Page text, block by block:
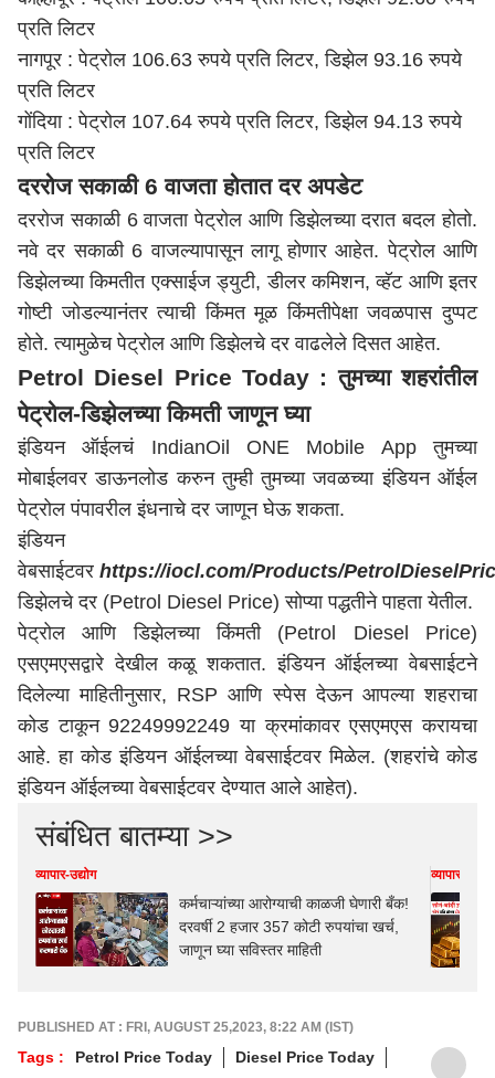
प्रति लिटर
नागपूर : पेट्रोल 106.63 रुपये प्रति लिटर, डिझेल 93.16 रुपये
प्रति लिटर
गोंदिया: पेट्रोल 107.64 रुपये प्रति लिटर, डिझेल 94.13 रुपये
प्रति लिटर
दररोज सकाळी 6 वाजता होतात दर अपडेट
दररोज सकाळी 6 वाजता पेट्रोल आणि डिझेलच्या दरात बदल होतो.
नवे दर सकाळी 6 वाजल्यापासून लागू होणार आहेत. पेट्रोल आणि
डिझेलच्या किमतीत एक्साईज ड्युटी, डीलर कमिशन, व्हॅट आणि इतर
गोष्टी जोडल्यानंतर त्याची किंमत मूळ किंमतीपेक्षा जवळपास दुप्पट
होते. त्यामुळेच पेट्रोल आणि डिझेलचे दर वाढलेले दिसत आहेत.
Petrol Diesel Price Today : तुमच्या शहरांतील
पेट्रोल-डिझेलच्या किमती जाणून घ्या
इंडियन ऑईलचं IndianOil ONE Mobile App तुमच्या
मोबाईलवर डाऊनलोड करुन तुम्ही तुमच्या जवळच्या इंडियन ऑईल
पेट्रोल पंपावरील इंधनाचे दर जाणून घेऊ शकता.
इंडियन
वेबसाईटवर https://iocl.com/Products/
डिझेलचे दर (Petrol Diesel Price) सोप्या पद्धतीने पाहता येतील.
पेट्रोल आणि डिझेलच्या किंमती (Petrol Diesel Price)
एसएमएसद्वारे देखील कळू शकतात. इंडियन ऑईलच्या वेबसाईटने
दिलेल्या माहितीनुसार, RSP आणि स्पेस देऊन आपल्या शहराचा
कोड टाकून 92249992249 या क्रमांकावर एसएमएस करायचा
आहे. हा कोड इंडियन ऑईलच्या वेबसाईटवर मिळेल. (शहरांचे कोड
इंडियन ऑईलच्या वेबसाईटवर देण्यात आले आहेत).
संबंधित बातम्या >>
व्यापार-उद्योग
कर्मचाऱ्यांच्या आरोग्याची काळजी घेणारी बँक!
दरवर्षी 2 हजार 357 कोटी रुपयांचा खर्च,
जाणून घ्या सविस्तर माहिती
व्यापार-उद्योग
PUBLISHED AT : FRI, AUGUST 25,2023, 8:22 AM (IST)
Tags : Petrol Price Today
Diesel Price Today